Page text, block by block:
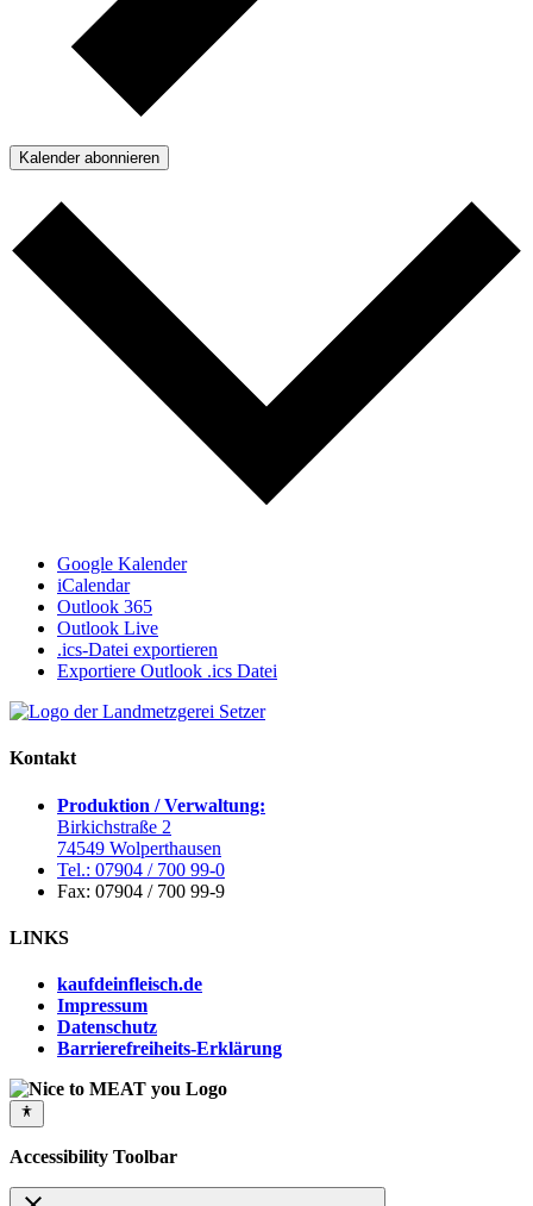
Kalender abonnieren
Google Kalender
iCalendar
Outlook 365
Outlook Live
.ics-Datei exportieren
Exportiere Outlook .ics Datei
Kontakt
Produktion / Verwaltung:
Birkichstraße 2
74549 Wolperthausen
Tel.: 07904 / 700 99-0
Fax: 07904 / 700 99-9
LINKS
kaufdeinfleisch.de
Impressum
Datenschutz
Barrierefreiheits-Erklärung
Accessibility Toolbar